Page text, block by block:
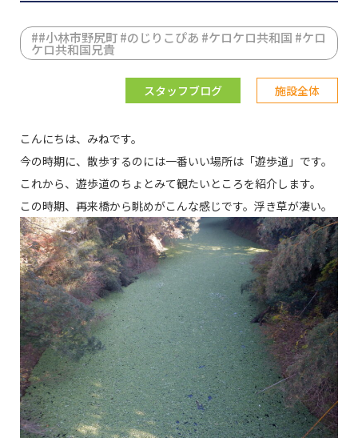
##小林市野尻町 #のじりこぴあ #ケロケロ共和国 #ケロ
ケロ共和国兄貴
スタッフブログ 施設全体
こんにちは、みねです。
今の時期に、散歩するのには一番いい場所は「遊歩道」です。
これから、遊歩道のちょとみて観たいところを紹介します。
この時期、再来橋から眺めがこんな感じです。浮き草が凄い。